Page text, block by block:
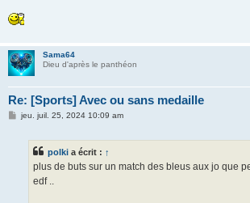
Sama64
Dieu d'après le panthéon
Re: [Sports] Avec ou sans medaille
Mjeu. juil. 25, 2024 10:09 am
polki a écrit : ↑
plus de buts sur un match des bleus aux jo que
edf ..